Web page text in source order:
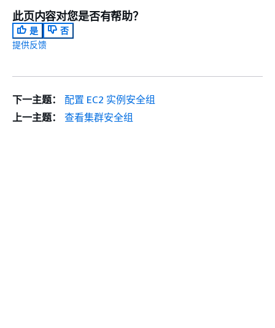
此页内容对您是否有帮助？
是
否
提供反馈
下一主题：
配置 EC2 实例安全组
上一主题：
查看集群安全组